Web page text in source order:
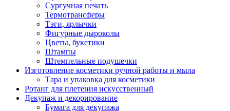
Сургучная печать
Термотрансферы
Тэги, ярлычки
Фигурные дыроколы
Цветы, букетики
Штампы
Штемпельные подушечки
Изготовление косметики ручной работы и мыла
Тара и упаковка для косметики
Ротанг для плетения искусственный
Декупаж и декорирование
Бумага для декупажа